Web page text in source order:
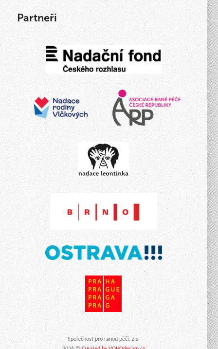
Partneři
Společnost pro ranou péči, z.s.